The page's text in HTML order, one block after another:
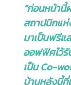
“ก่อนหน้า
สถาปนิกแ
มาเป็นฟรีแ
ออฟฟิศไว้
เป็น Co-
บ้านหลังนี้